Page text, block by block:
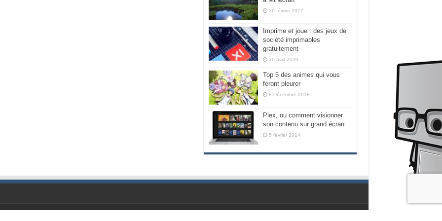
20 février 2017
Imprime et joue : des jeux de
société imprimables
gratuitement
10 avril 2020
Top 5 des animes qui vous
feront pleurer
8 Décembre 2018
Plex, ou comment visionner
son contenu sur grand écran
5 février 2014